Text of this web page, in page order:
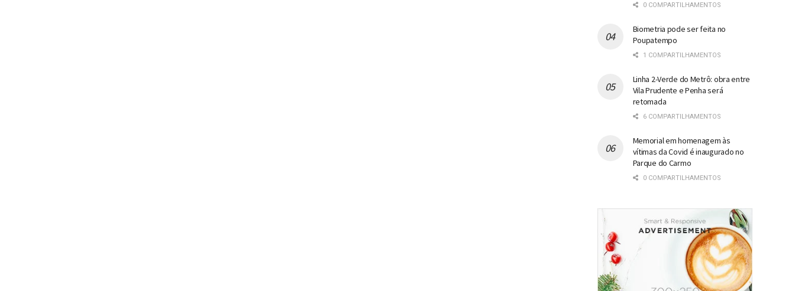
0 COMPARTILHAMENTOS
Biometria pode ser feita no
Poupatempo
1 COMPARTILHAMENTOS
Linha 2-Verde do Metrô: obra entre
Vila Prudente e Penha será
retomada
6 COMPARTILHAMENTOS
Memorial em homenagem às
vítimas da Covid é inaugurado no
Parque do Carmo
0 COMPARTILHAMENTOS